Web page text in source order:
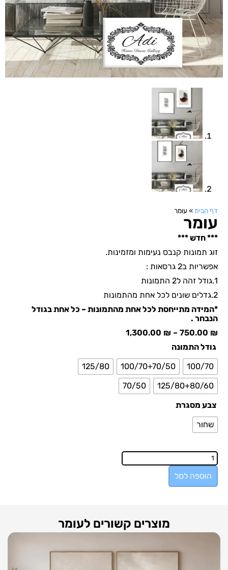
דף הבית » עומר
עומר
*** חדש ***
זוג תמונות קנבס נעימות ומזמינות.
אפשריות ב2 גרסאות :
1.גודל זהה ל2 התמונות
2.גדלים שונים לכל אחת מהתמונות
*המידה מתייחסת לכל אחת מהתמונות – כל אחת בגודל
הנבחר .
750.00 ₪
–
1,300.00 ₪
גודל התמונה
100/70
100/70+70/50
125/80
125/80+80/60
70/50
צבע מסגרת
שחור
הוספה לסל
מוצרים קשורים לעומר